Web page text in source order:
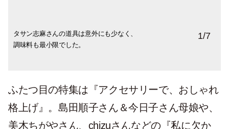
タサン志麻さんの道具は意外にも少なく、
調味料も最小限でした。
自称・食いしん坊という川邉サチコさんの
美しい台所と旬食材たっぷりのお料理を公
「地球にやさしい」という観点で道具選び
をする方の愛用道具は？
「蒸し料理は、焼いたり茹でたりするより
も、うまみを閉じ込めます」と料理家のワ
道具選びのスペシャリスト・石黒智子さん
が60代に入り見直した道具とは？
樋口直哉さんが選び抜いた道具を大公開。
口尾麻美さんのカラフルなキッチンはクリ
エイティブな空気たっぷり。
1/7
ふたつ目の特集は『アクセサリーで、おしゃれ
格上げ』。島田順子さん＆今日子さん母娘や、
美木ちがやさん、chizuさんなどの『私に欠か